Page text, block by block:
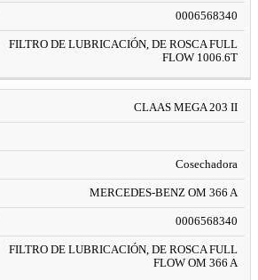
0006568340
FILTRO DE LUBRICACIÓN, DE ROSCA FULL
FLOW 1006.6T
CLAAS MEGA 203 II
Cosechadora
MERCEDES-BENZ OM 366 A
0006568340
FILTRO DE LUBRICACIÓN, DE ROSCA FULL
FLOW OM 366 A